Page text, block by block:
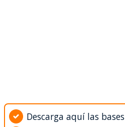
Descarga aquí las bases